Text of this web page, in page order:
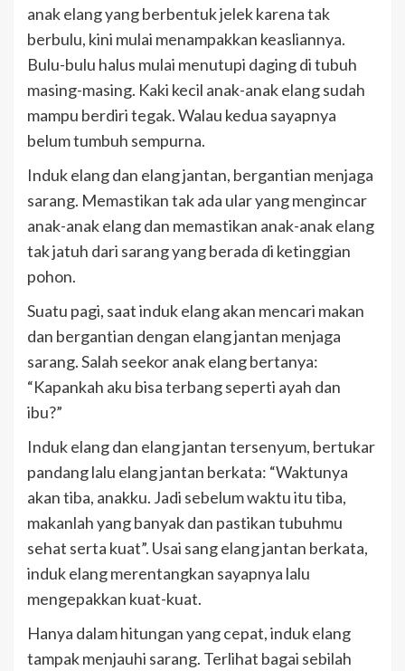
anak elang yang berbentuk jelek karena tak
berbulu, kini mulai menampakkan keasliannya.
Bulu-bulu halus mulai menutupi daging di tubuh
masing-masing. Kaki kecil anak-anak elang sudah
mampu berdiri tegak. Walau kedua sayapnya
belum tumbuh sempurna.
Induk elang dan elang jantan, bergantian menjaga
sarang. Memastikan tak ada ular yang mengincar
anak-anak elang dan memastikan anak-anak elang
tak jatuh dari sarang yang berada di ketinggian
pohon.
Suatu pagi, saat induk elang akan mencari makan
dan bergantian dengan elang jantan menjaga
sarang. Salah seekor anak elang bertanya:
“Kapankah aku bisa terbang seperti ayah dan
ibu?”
Induk elang dan elang jantan tersenyum, bertukar
pandang lalu elang jantan berkata: “Waktunya
akan tiba, anakku. Jadi sebelum waktu itu tiba,
makanlah yang banyak dan pastikan tubuhmu
sehat serta kuat”. Usai sang elang jantan berkata,
induk elang merentangkan sayapnya lalu
mengepakkan kuat-kuat.
Hanya dalam hitungan yang cepat, induk elang
tampak menjauhi sarang. Terlihat bagai sebilah